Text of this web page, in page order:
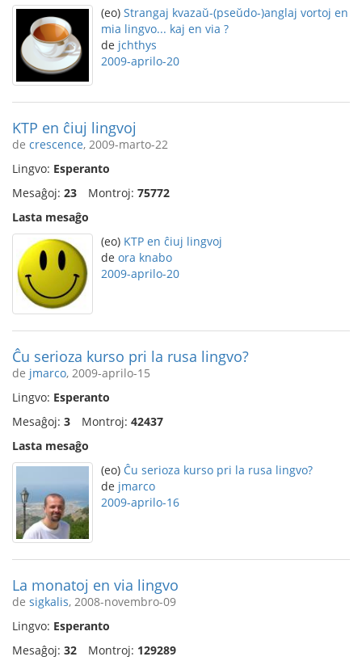
(eo) Strangaj kvazaŭ-(pseŭdo-)anglaj vortoj en
mia lingvo... kaj en via ?
de jchthys
2009-aprilo-20
KTP en ĉiuj lingvoj
de crescence, 2009-marto-22
Lingvo: Esperanto
Mesaĝoj: 23 Montroj: 75772
Lasta mesaĝo
(eo) KTP en ĉiuj lingvoj
de ora knabo
2009-aprilo-20
Ĉu serioza kurso pri la rusa lingvo?
de jmarco, 2009-aprilo-15
Lingvo: Esperanto
Mesaĝoj: 3 Montroj: 42437
Lasta mesaĝo
(eo) Ĉu serioza kurso pri la rusa lingvo?
de jmarco
2009-aprilo-16
La monatoj en via lingvo
de sigkalis, 2008-novembro-09
Lingvo: Esperanto
Mesaĝoj: 32 Montroj: 129289